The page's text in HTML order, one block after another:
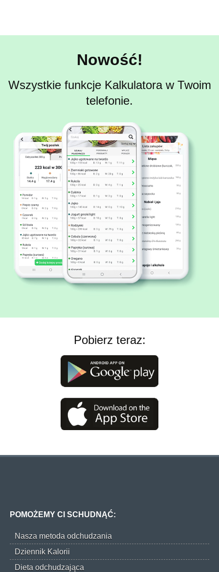
Nowość!
Wszystkie funkcje Kalkulatora w Twoim
telefonie.
Pobierz teraz:
POMOŻEMY CI SCHUDNĄĆ:
Nasza metoda odchudzania
Dziennik Kalorii
Dieta odchudzająca